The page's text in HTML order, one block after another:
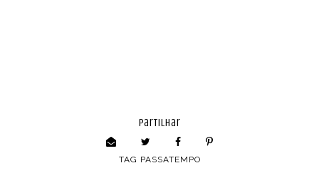
partilhar
TAG PASSATEMPO